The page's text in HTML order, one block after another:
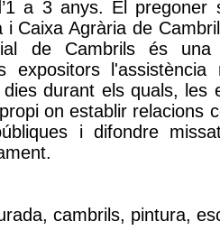
a 3 anys. El
i Caixa Agrària de
de Cambrils és una
l'assistència
durant els quals, les
on establir relacions
i difondre
, cambrils, pintura,